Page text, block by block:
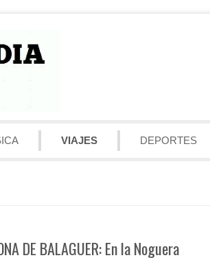
VIAJES DEPORTES
DE BALAGUER: En la Noguera